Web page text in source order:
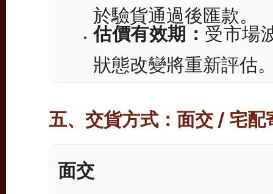
於驗貨通過後匯款。
估價有效期： 受市場
狀態改變將重新評估
五、交貨方式：面交 / 宅配
面交